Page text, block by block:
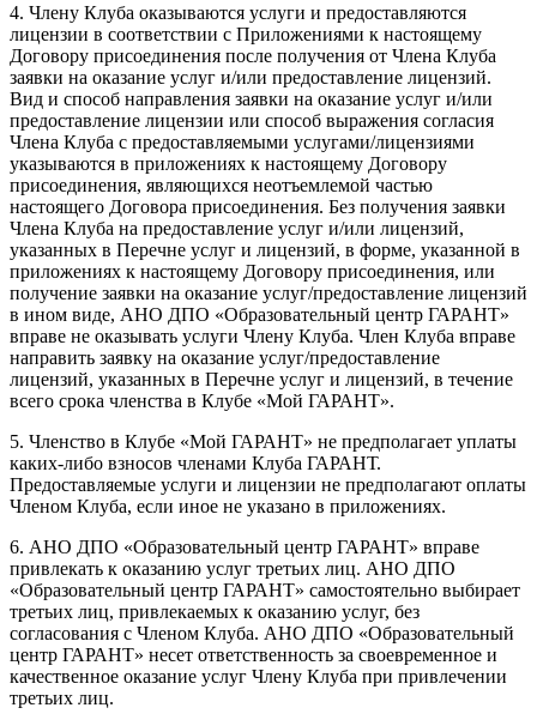
4. Члену Клуба оказываются услуги и предоставляются
лицензии в соответствии с Приложениями к настоящему
Договору присоединения после получения от Члена Клуба
заявки на оказание услуг и/или предоставление лицензий.
Вид и способ направления заявки на оказание услуг и/или
предоставление лицензии или способ выражения согласия
Члена Клуба с предоставляемыми услугами/лицензиями
указываются в приложениях к настоящему Договору
присоединения, являющихся неотъемлемой частью
настоящего Договора присоединения. Без получения заявки
Члена Клуба на предоставление услуг и/или лицензий,
указанных в Перечне услуг и лицензий, в форме, указанной в
приложениях к настоящему Договору присоединения, или
получение заявки на оказание услуг/предоставление лицензий
в ином виде, АНО ДПО «Образовательный центр ГАРАНТ»
вправе не оказывать услуги Члену Клуба. Член Клуба вправе
направить заявку на оказание услуг/предоставление
лицензий, указанных в Перечне услуг и лицензий, в течение
всего срока членства в Клубе «Мой ГАРАНТ».
5. Членство в Клубе «Мой ГАРАНТ» не предполагает уплаты
каких-либо взносов членами Клуба ГАРАНТ.
Предоставляемые услуги и лицензии не предполагают оплаты
Членом Клуба, если иное не указано в приложениях.
6. АНО ДПО «Образовательный центр ГАРАНТ» вправе
привлекать к оказанию услуг третьих лиц. АНО ДПО
«Образовательный центр ГАРАНТ» самостоятельно выбирает
третьих лиц, привлекаемых к оказанию услуг, без
согласования с Членом Клуба. АНО ДПО «Образовательный
центр ГАРАНТ» несет ответственность за своевременное и
качественное оказание услуг Члену Клуба при привлечении
третьих лиц.